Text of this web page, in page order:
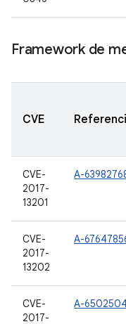
Framework de
CVE
CVE-
2017-
13201
A-
CVE-
2017-
13202
A-
CVE-
2017-
A-